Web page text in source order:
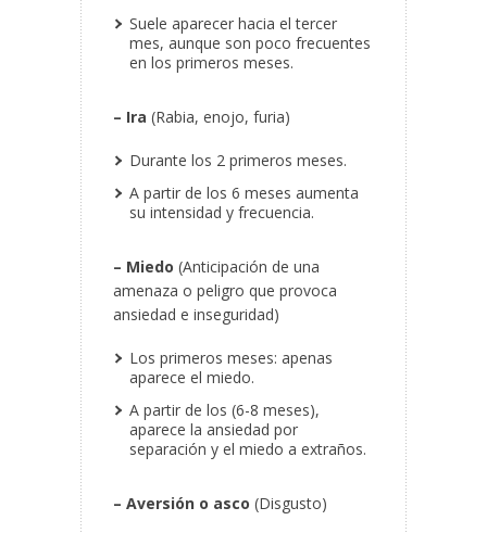
Suele aparecer hacia el tercer
mes, aunque son poco frecuentes
en los primeros meses.
– Ira (Rabia, enojo, furia)
Durante los 2 primeros meses.
A partir de los 6 meses aumenta
su intensidad y frecuencia.
– Miedo (Anticipación de una
amenaza o peligro que provoca
ansiedad e inseguridad)
Los primeros meses: apenas
aparece el miedo.
A partir de los (6-8 meses),
aparece la ansiedad por
separación y el miedo a extraños.
– Aversión o asco (Disgusto)